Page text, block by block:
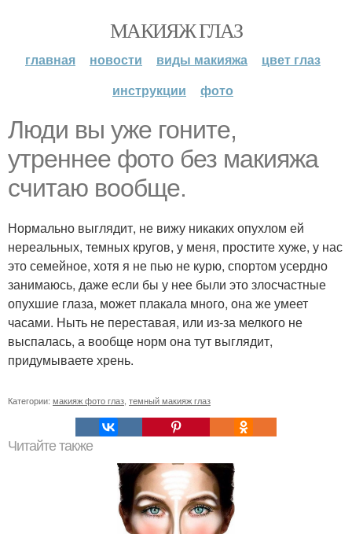
МАКИЯЖ ГЛАЗ
главная новости виды макияжа
цвет глаз
инструкции
фото
Люди вы уже гоните,
утреннее фото без макияжа
считаю вообще.
Нормально выглядит, не вижу никаких опухлом ей
нереальных, темных кругов, у меня, простите хуже, у нас
это семейное, хотя я не пью не курю, спортом усердно
занимаюсь, даже если бы у нее были это злосчастные
опухшие глаза, может плакала много, она же умеет
часами. Ныть не переставая, или из-за мелкого не
выспалась, а вообще норм она тут выглядит,
придумываете хрень.
Категории: макияж фото глаз темный макияж глаз
Читайте также